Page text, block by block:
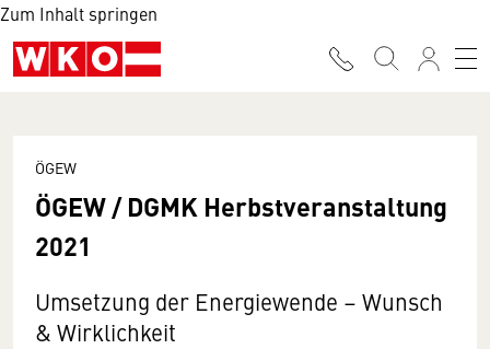
Zum Inhalt springen
ÖGEW
ÖGEW / DGMK Herbstveranstaltung
2021
Umsetzung der Energiewende – Wunsch
& Wirklichkeit